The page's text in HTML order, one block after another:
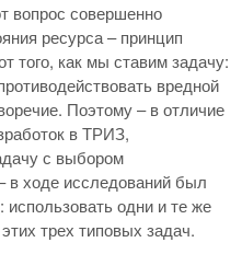
вопрос совершенно
ресурса – принцип
того, как мы ставим задачу:
вредной
Поэтому – в отличие
в ТРИЗ,
с выбором
в ходе исследований был
одни и те же
трех типовых задач.